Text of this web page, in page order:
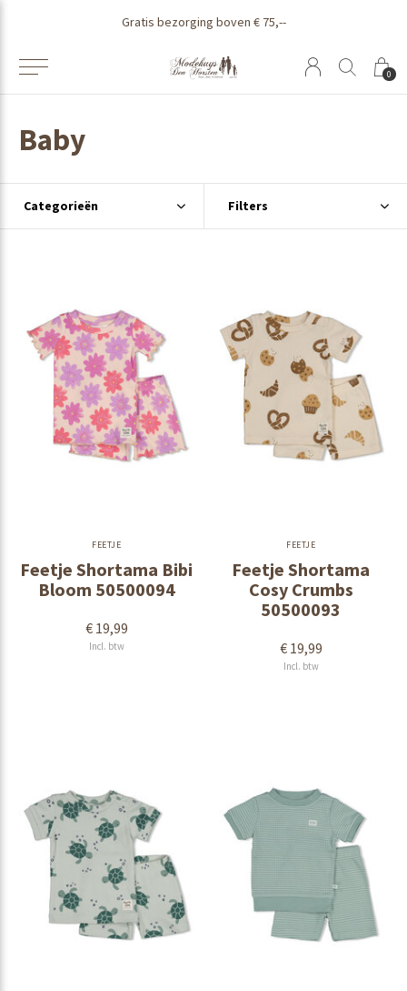
0
Gratis bezorging boven € 75,--
Baby
Categorieën Filters
FEETJE
Feetje Shortama Bibi
Bloom 50500094
€ 19,99
Incl. btw
FEETJE
Feetje Shortama
Cosy Crumbs
50500093
€ 19,99
Incl. btw